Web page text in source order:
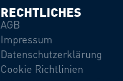
RECHTLICHES
AGB
Impressum
Datenschutzerklärung
Cookie Richtlinien